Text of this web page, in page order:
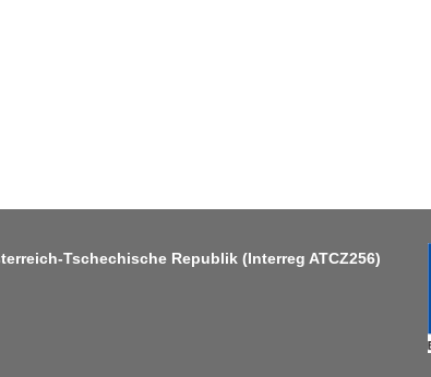
Tschechische Republik (Interreg ATCZ256)